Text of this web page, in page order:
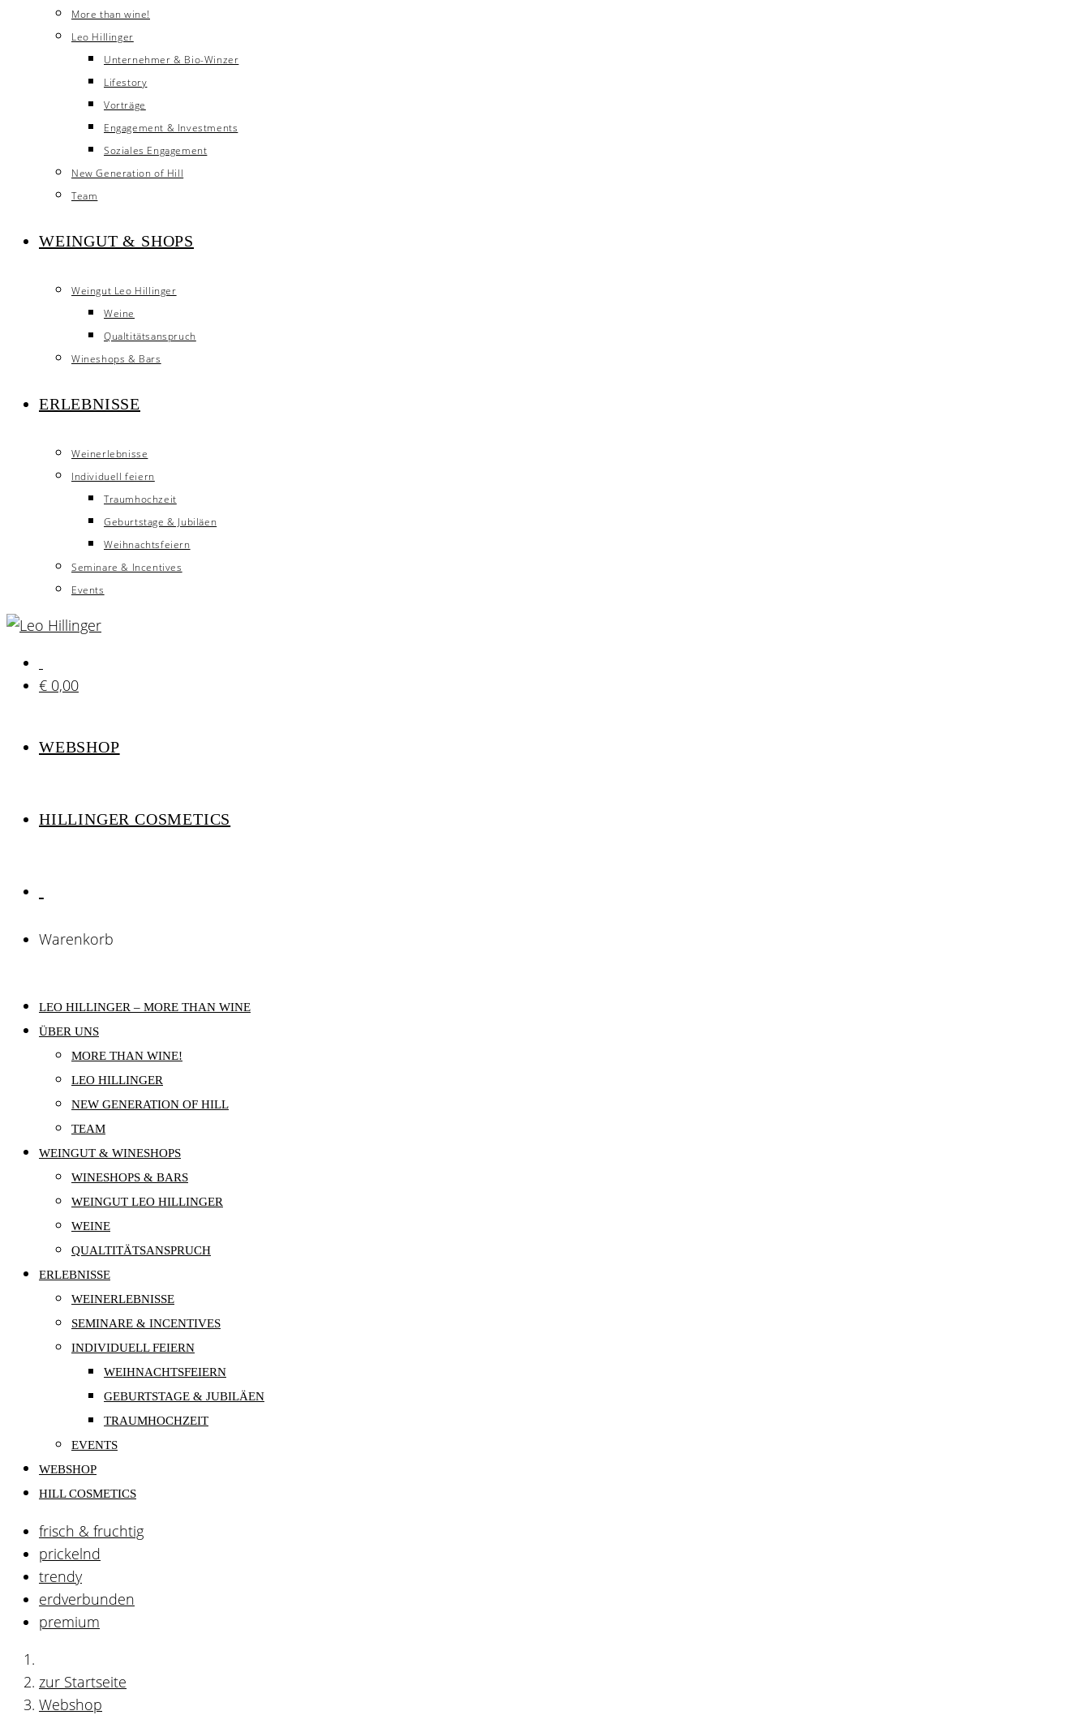
More than wine!
Leo Hillinger
Unternehmer & Bio-Winzer
Lifestory
Vorträge
Engagement & Investments
Soziales Engagement
New Generation of Hill
Team
WEINGUT & SHOPS
Weingut Leo Hillinger
Weine
Qualtitätsanspruch
Wineshops & Bars
ERLEBNISSE
Weinerlebnisse
Individuell feiern
Traumhochzeit
Geburtstage & Jubiläen
Weihnachtsfeiern
Seminare & Incentives
Events
€ 0,00
WEBSHOP
HILLINGER COSMETICS
Warenkorb
LEO HILLINGER – MORE THAN WINE
ÜBER UNS
MORE THAN WINE!
LEO HILLINGER
NEW GENERATION OF HILL
TEAM
WEINGUT & WINESHOPS
WINESHOPS & BARS
WEINGUT LEO HILLINGER
WEINE
QUALTITÄTSANSPRUCH
ERLEBNISSE
WEINERLEBNISSE
SEMINARE & INCENTIVES
INDIVIDUELL FEIERN
WEIHNACHTSFEIERN
GEBURTSTAGE & JUBILÄEN
TRAUMHOCHZEIT
EVENTS
WEBSHOP
HILL COSMETICS
frisch & fruchtig
prickelnd
trendy
erdverbunden
premium
zur Startseite
Webshop